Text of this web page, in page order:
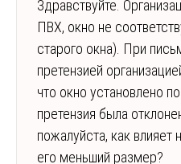
Здравствуйте.
ПВХ, окно не
старого окна). При
претензией
что окно установлено
претензия была
пожалуйста, как влияет
его меньший размер?